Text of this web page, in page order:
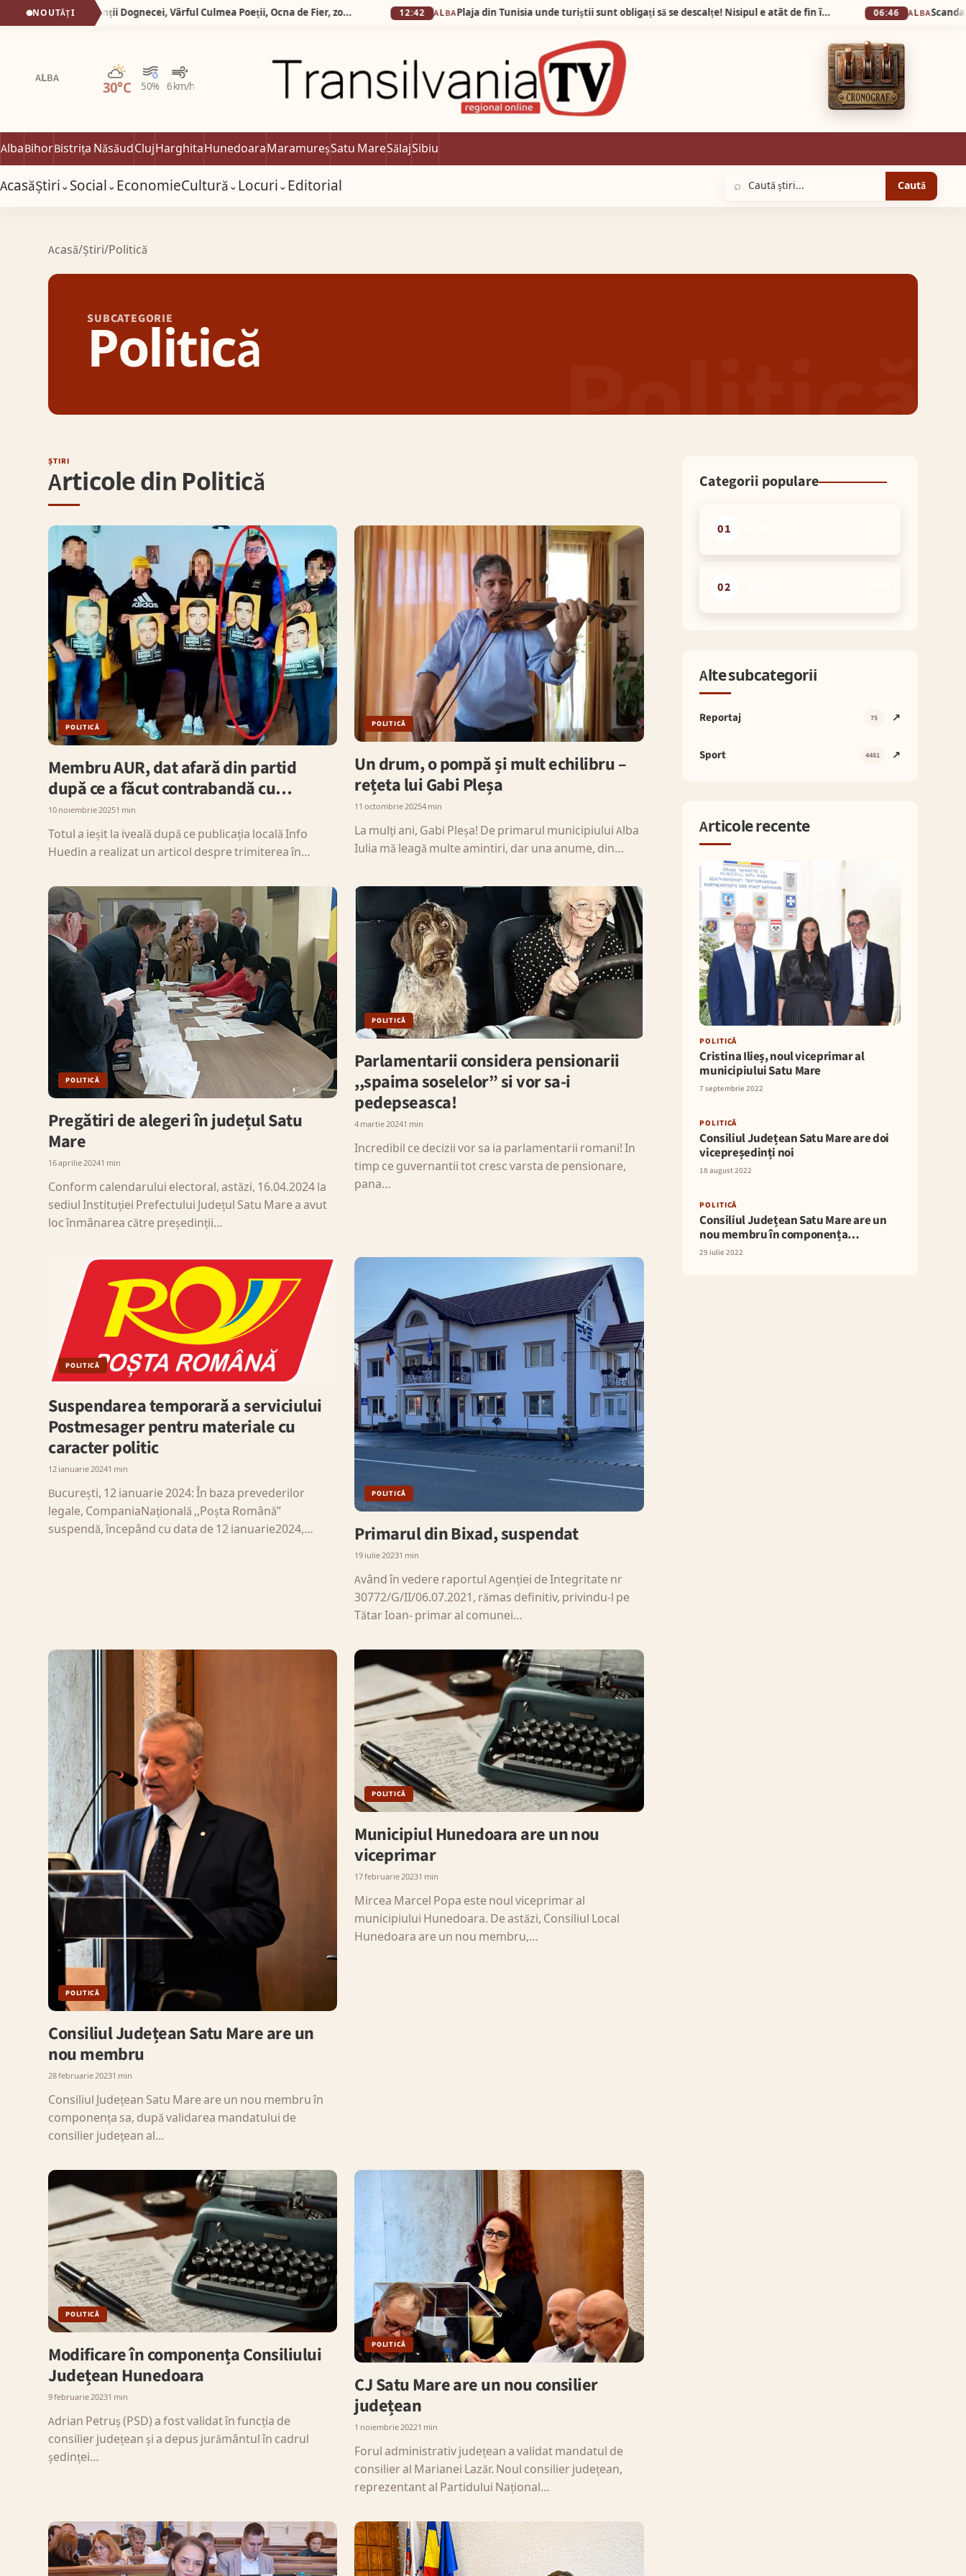
NOUTĂȚI Silva Logistic Services. Munții Dognecei, Vârful Culmea Poeții, Ocna de Fier, zone desprinse dintr-o poveste în care timpul a uitat să mai grabească pașii oamenilor. 12:42 ALBA Plaja din Tunisia unde turiștii sunt obligați să se descalțe! Nisipul e atât de fin încât pare cernut prin sită! 06:46 ALBA
ALBA
30°C 50% 6 km/h
Parțial noros
AlbaBihorBistrița NăsăudClujHarghitaHunedoaraMaramureșSatu MareSălajSibiu
AcasăȘtiri⌄Social⌄EconomieCultură⌄Locuri⌄Editorial ⌕ Caută
Acasă/Știri/Politică
SUBCATEGORIE
Politică
ȘTIRI
Articole din Politică
POLITICĂ
Membru AUR, dat afară din partid
după ce a făcut contrabandă cu…
10 noiembrie 20251 min
Totul a ieșit la iveală după ce publicația locală Info
Huedin a realizat un articol despre trimiterea în…
POLITICĂ
Un drum, o pompă și mult echilibru –
rețeta lui Gabi Pleșa
11 octombrie 20254 min
La mulți ani, Gabi Pleșa! De primarul municipiului Alba
Iulia mă leagă multe amintiri, dar una anume, din…
POLITICĂ
Pregătiri de alegeri în județul Satu
Mare
16 aprilie 20241 min
Conform calendarului electoral, astăzi, 16.04.2024 la
sediul Instituției Prefectului Județul Satu Mare a avut
loc înmânarea către președinții…
POLITICĂ
Parlamentarii considera pensionarii
,,spaima soselelor” si vor sa-i
pedepseasca!
4 martie 20241 min
Incredibil ce decizii vor sa ia parlamentarii romani! In
timp ce guvernantii tot cresc varsta de pensionare,
pana…
POLITICĂ
Suspendarea temporară a serviciului
Postmesager pentru materiale cu
caracter politic
12 ianuarie 20241 min
București, 12 ianuarie 2024: În baza prevederilor
legale, CompaniaNațională ,,Poșta Română”
suspendă, începând cu data de 12 ianuarie2024,…
POLITICĂ
Primarul din Bixad, suspendat
19 iulie 20231 min
Având în vedere raportul Agenției de Integritate nr
30772/G/II/06.07.2021, rămas definitiv, privindu-l pe
Tătar Ioan- primar al comunei…
POLITICĂ
Consiliul Județean Satu Mare are un
nou membru
28 februarie 20231 min
Consiliul Județean Satu Mare are un nou membru în
componența sa, după validarea mandatului de
consilier judeţean al…
POLITICĂ
Municipiul Hunedoara are un nou
viceprimar
17 februarie 20231 min
Mircea Marcel Popa este noul viceprimar al
municipiului Hunedoara. De astăzi, Consiliul Local
Hunedoara are un nou membru,…
POLITICĂ
Modificare în componența Consiliului
Județean Hunedoara
9 februarie 20231 min
Adrian Petruș (PSD) a fost validat în funcția de
consilier județean și a depus jurământul în cadrul
ședinței…
POLITICĂ
CJ Satu Mare are un nou consilier
județean
1 noiembrie 20221 min
Forul administrativ județean a validat mandatul de
consilier al Marianei Lazăr. Noul consilier județean,
reprezentant al Partidului Național…
Categorii populare
01
02
Alte subcategorii
Reportaj 75 ↗
Sport 4481 ↗
Articole recente
POLITICĂ
Cristina Ilieș, noul viceprimar al
municipiului Satu Mare
7 septembrie 2022
POLITICĂ
Consiliul Județean Satu Mare are doi
vicepreședinți noi
18 august 2022
POLITICĂ
Consiliul Județean Satu Mare are un
nou membru în componența…
29 iulie 2022